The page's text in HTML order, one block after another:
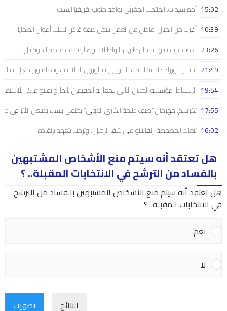
أمم سيدات: المنتخب المغربي يواجه جنوب إفريقيا السبت 15:02
أغرب من الخيال: عاطل عن العمل ينتحل صفة قاض لسلب أموال الضحايا 10:39
عاصفة إنفانتينو: اجتماع طارئ بالرباط لاحتواء أزمة “خصخصة المونديال” 23:26
أخيـــرا.. وزراء داخلية الاتحاد الأوربي يتجاوزون الخلافات ويتضامنون مع إسبانيا 21:49
الربـــــاط: مؤسسة الحسن الثاني للمغاربة المقيمين بالخارج تفتتح مركزا 19:54
تكريـــم: مهرجان “صيف طنجة الكبرى الدولي” يحتفي بنساء يصنعن الأثر في 17:55
تبعات الخصخصة: إنفانتينو على شفا الرحيل.. وترمب يتعهد بإنقاذه 16:02
هل تعتقد أنه سيتم منع الأشخاص المشتبهين
بالفساد من الترشح في الانتخابات المقبلة.. ؟
هل تعتقد أنه سيتم منع الأشخاص المشتبهين بالفساد من الترشح
في الانتخابات المقبلة.. ؟
نعم
لا
النتائج تصويت